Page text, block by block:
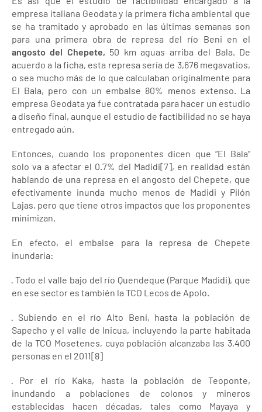
empresa italiana Geodata y la primera ficha ambiental que
se ha tramitado y aprobado en las últimas semanas son
para una primera obra de represa del río Beni en el
angosto del Chepete, 50 km aguas arriba del Bala. De
acuerdo a la ficha, esta represa sería de 3,676 megavatios,
o sea mucho más de lo que calculaban originalmente para
El Bala, pero con un embalse 80% menos extenso. La
empresa Geodata ya fue contratada para hacer un estudio
a diseño final, aunque el estudio de factibilidad no se haya
entregado aún.
Entonces, cuando los proponentes dicen que “El Bala”
solo va a afectar el 0.7% del Madidi[7], en realidad están
hablando de una represa en el angosto del Chepete, que
efectivamente inunda mucho menos de Madidi y Pilón
Lajas, pero que tiene otros impactos que los proponentes
minimizan.
En efecto, el embalse para la represa de Chepete
inundaría:
· Todo el valle bajo del río Quendeque (Parque Madidi), que
en ese sector es también la TCO Lecos de Apolo.
· Subiendo en el río Alto Beni, hasta la población de
Sapecho y el valle de Inicua, incluyendo la parte habitada
de la TCO Mosetenes, cuya población alcanzaba las 3,400
personas en el 2011[8]
· Por el río Kaka, hasta la población de Teoponte,
inundando a poblaciones de colonos y mineros
establecidas hacen décadas, tales como Mayaya y